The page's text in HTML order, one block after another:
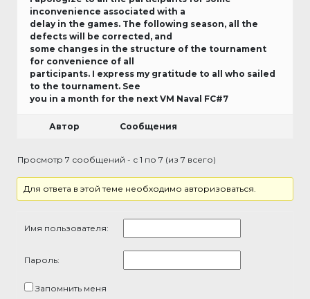
inconvenience associated with a
delay in the games. The following season, all the
defects will be corrected, and
some changes in the structure of the tournament
for convenience of all
participants. I express my gratitude to all who sailed
to the tournament. See
you in a month for the next VM Naval FC#7
Автор Сообщения
Просмотр 7 сообщений - с 1 по 7 (из 7 всего)
Для ответа в этой теме необходимо авторизоваться.
Имя пользователя:
Пароль:
Запомнить меня